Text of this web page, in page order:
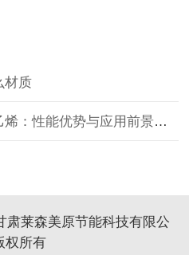
材质
下一篇：探索兰州高压聚乙烯：性能优势与应用前景的深度解析
肃莱森美原节能科技有限公
权所有